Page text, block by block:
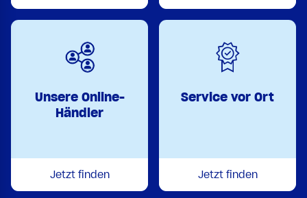
Unsere Online-
Händler
Jetzt finden
Service vor Ort
Jetzt finden